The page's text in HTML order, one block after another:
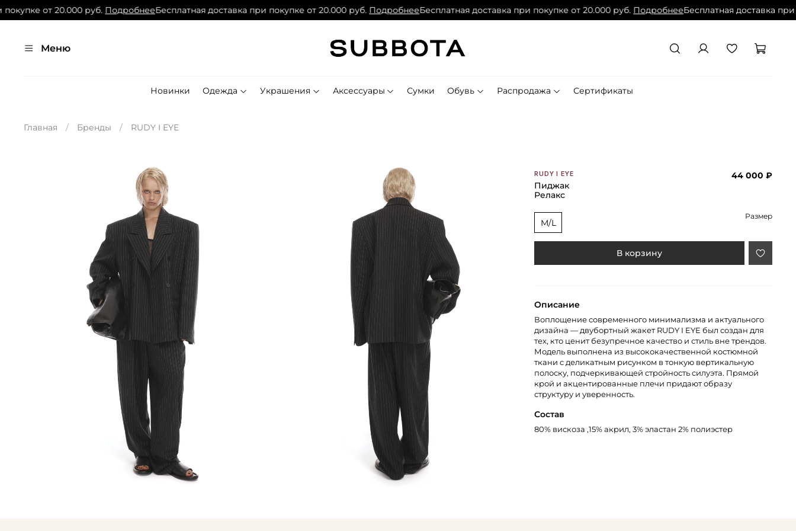
от 20.000 руб.ПодробнееБесплатная доставка при покупке от 20.000 руб.ПодробнееБесплатная доставка при покупке от 20.000 руб.ПодробнееБесплатная доставка при
Меню
Новинки Одежда Украшения Аксессуары Сумки Обувь Распродажа Сертификаты
Главная Бренды RUDY I EYE
RUDY I EYE
Пиджак
Релакс
44 000 ₽
В корзину
Размер
M/L
Описание
Воплощение современного минимализма и актуального
дизайна — двубортный жакет RUDY I EYE был создан для
тех, кто ценит безупречное качество и стиль вне трендов.
Модель выполнена из высококачественной костюмной
ткани с деликатным рисунком в тонкую вертикальную
полоску, подчеркивающей стройность силуэта. Прямой
крой и акцентированные плечи придают образу
структуру и уверенность.
Состав
80% вискоза ,15% акрил, 3% эластан 2% полиэстер